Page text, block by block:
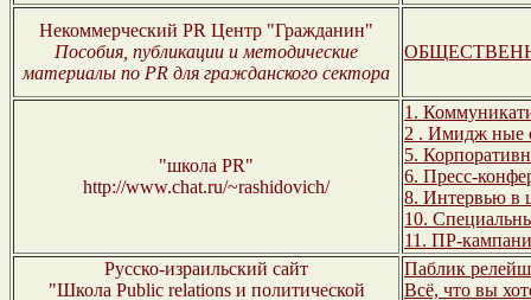
Некоммерческий PR Центр "Гражданин"
Пособия, публикации и методические
материалы по PR для гражданского сектора
"школа PR"
http://www.chat.ru/~rashidovich/
1.
2 . Имидж ные
5.
6. Пресс-
8. Интервью в
10.
11. ПР-
Русско-израильский сайт
"Школа Public relations и политической
Паблик
Всё, что вы